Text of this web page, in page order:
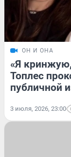
ОН И ОНА
«Я
Топлес
публичной
3 июля, 2026, 23:00